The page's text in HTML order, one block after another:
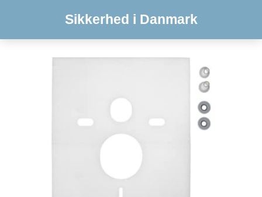
Sikkerhed i Danmark